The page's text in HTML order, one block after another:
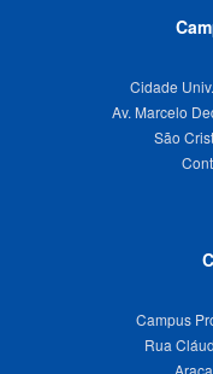
Cidade
Av. Marcelo
São
Campus
Rua